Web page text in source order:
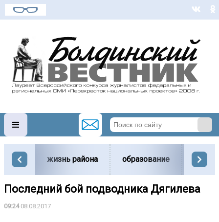
жизнь района образование
Последний бой подводника Дягилева
09:2408.08.2017